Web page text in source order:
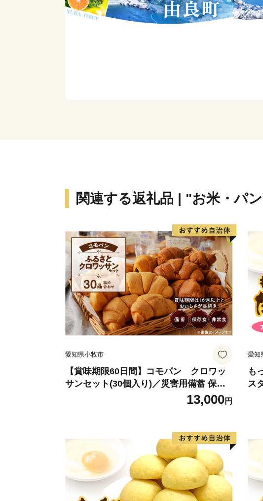
関連する返礼品 | "お米・パ
愛知県小牧市
【賞味期限60日間】コモパン クロワッ
サンセット(30個入り)／災害用備蓄 保存
13,000円
愛知
も
ス